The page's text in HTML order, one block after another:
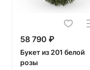
58 790 ₽
Букет из 201 белой
розы